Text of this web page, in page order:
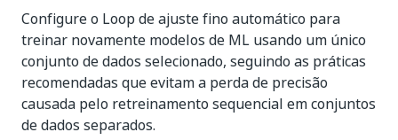
Configure o Loop de ajuste fino automático para
treinar novamente modelos de ML usando um único
conjunto de dados selecionado, seguindo as práticas
recomendadas que evitam a perda de precisão
causada pelo retreinamento sequencial em conjuntos
de dados separados.